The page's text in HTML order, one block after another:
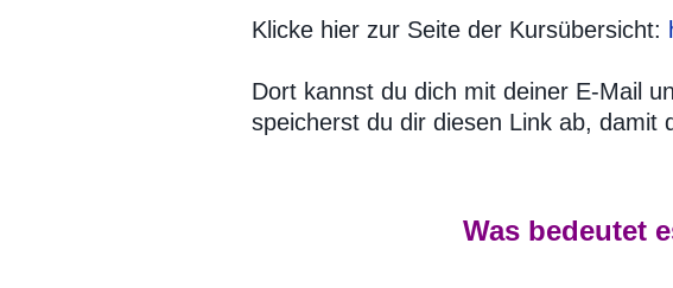
Klicke hier zur Seite der Kursübersicht:
Dort kannst du dich mit deiner E-Mail
speicherst du dir diesen Link ab, damit
Was bedeutet